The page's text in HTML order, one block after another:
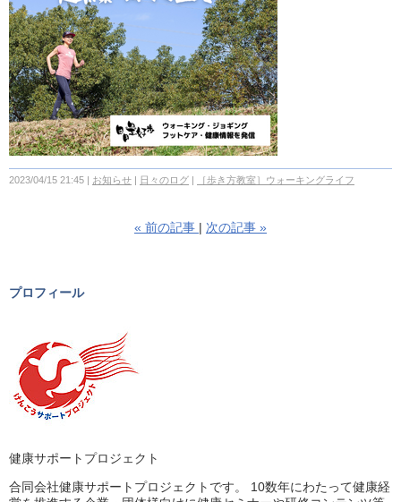
2023/04/15 21:45 お知らせ 日々のログ ［歩き方教室］ウォーキングライフ
« 前の記事 次の記事 »
プロフィール
健康サポートプロジェクト
合同会社健康サポートプロジェクトです。 10数年にわたって健康経